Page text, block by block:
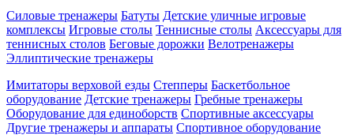
Силовые тренажеры Батуты Детские уличные игровые
комплексы Игровые столы Теннисные столы Аксессуары для
теннисных столов Беговые дорожки Велотренажеры
Эллиптические тренажеры
Имитаторы верховой езды Степперы Баскетбольное
оборудование Детские тренажеры Гребные тренажеры
Оборудование для единоборств Спортивные аксессуары
Другие тренажеры и аппараты Спортивное оборудование